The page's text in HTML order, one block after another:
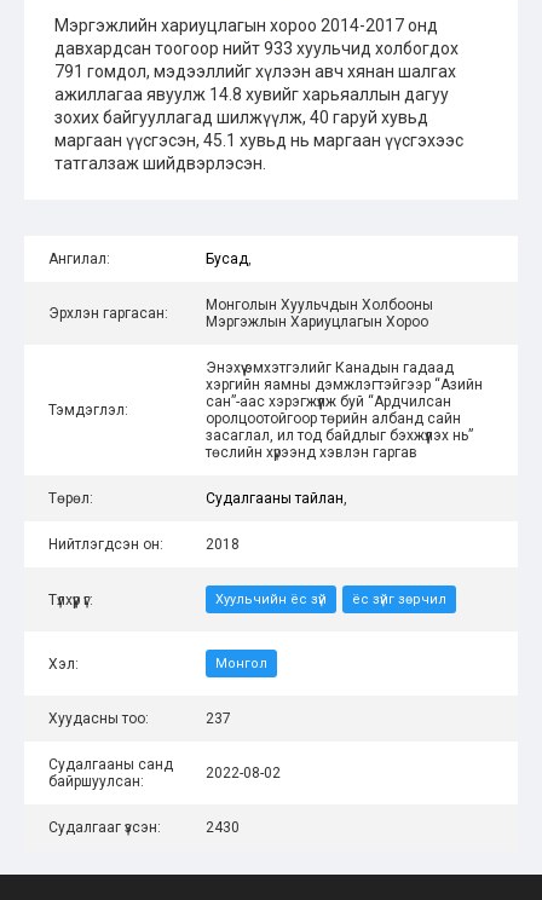
Мэргэжлийн хариуцлагын хороо 2014-2017 онд
давхардсан тоогоор нийт 933 хуульчид холбогдох
791 гомдол, мэдээллийг хүлээн авч хянан шалгах
ажиллагаа явуулж 14.8 хувийг харьяаллын дагуу
зохих байгууллагад шилжүүлж, 40 гаруй хувьд
маргаан үүсгэсэн, 45.1 хувьд нь маргаан үүсгэхээс
татгалзаж шийдвэрлэсэн.
Ангилал: Бусад,
Эрхлэн гаргасан:
Монголын Хуульчдын Холбооны
Мэргэжлын Хариуцлагын Хороо
Тэмдэглэл:
Энэхүү эмхэтгэлийг Канадын гадаад
хэргийн яамны дэмжлэгтэйгээр “Азийн
сан”-аас хэрэгжүүлж буй “Ардчилсан
оролцоотойгоор төрийн албанд сайн
засаглал, ил тод байдлыг бэхжүүлэх нь”
төслийн хүрээнд хэвлэн гаргав
Төрөл: Судалгааны тайлан,
Нийтлэгдсэн он: 2018
Түлхүүр үг: Хуульчийн ёс зүй ёс зүйг зөрчил
Хэл: Монгол
Хуудасны тоо: 237
Судалгааны санд
байршуулсан:
2022-08-02
Судалгааг үзсэн: 2430